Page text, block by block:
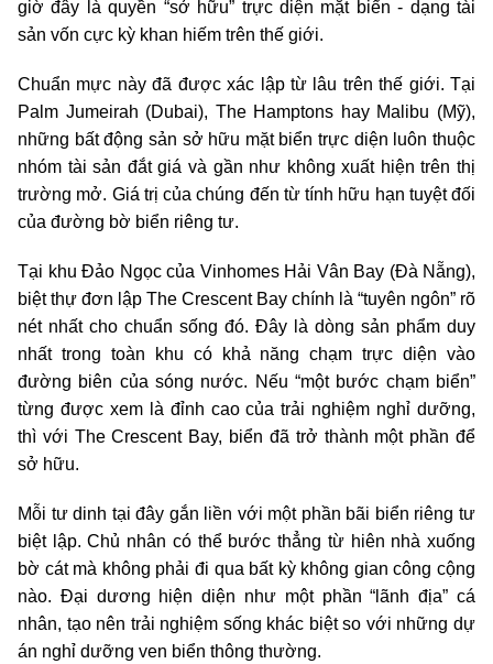
giờ đây là quyền “sở hữu” trực diện mặt biển - dạng tài
sản vốn cực kỳ khan hiếm trên thế giới.
Chuẩn mực này đã được xác lập từ lâu trên thế giới. Tại
Palm Jumeirah (Dubai), The Hamptons hay Malibu (Mỹ),
những bất động sản sở hữu mặt biển trực diện luôn thuộc
nhóm tài sản đắt giá và gần như không xuất hiện trên thị
trường mở. Giá trị của chúng đến từ tính hữu hạn tuyệt đối
của đường bờ biển riêng tư.
Tại khu Đảo Ngọc của Vinhomes Hải Vân Bay (Đà Nẵng),
biệt thự đơn lập The Crescent Bay chính là “tuyên ngôn” rõ
nét nhất cho chuẩn sống đó. Đây là dòng sản phẩm duy
nhất trong toàn khu có khả năng chạm trực diện vào
đường biên của sóng nước. Nếu “một bước chạm biển”
từng được xem là đỉnh cao của trải nghiệm nghỉ dưỡng,
thì với The Crescent Bay, biển đã trở thành một phần để
sở hữu.
Mỗi tư dinh tại đây gắn liền với một phần bãi biển riêng tư
biệt lập. Chủ nhân có thể bước thẳng từ hiên nhà xuống
bờ cát mà không phải đi qua bất kỳ không gian công cộng
nào. Đại dương hiện diện như một phần “lãnh địa” cá
nhân, tạo nên trải nghiệm sống khác biệt so với những dự
án nghỉ dưỡng ven biển thông thường.